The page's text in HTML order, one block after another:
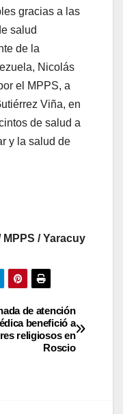
gracias a las
salud
de la
Nicolás
el MPPS, a
Viña, en
de salud a
y la salud de
/ Yaracuy
de atención
benefició a
religiosos en
Roscio